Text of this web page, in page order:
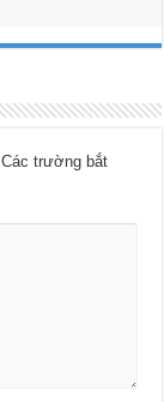
Các trường bắt